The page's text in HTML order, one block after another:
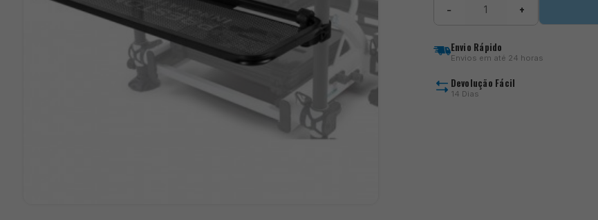
Lite
cantidad
− +
Envio Rápido
Envios em até 24 horas
Devolução Fácil
14 Dias